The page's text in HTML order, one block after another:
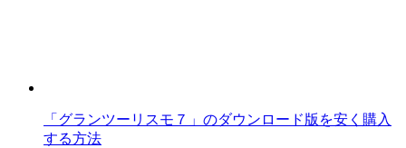
「グランツーリスモ７」のダウンロード版を安く購入
する方法